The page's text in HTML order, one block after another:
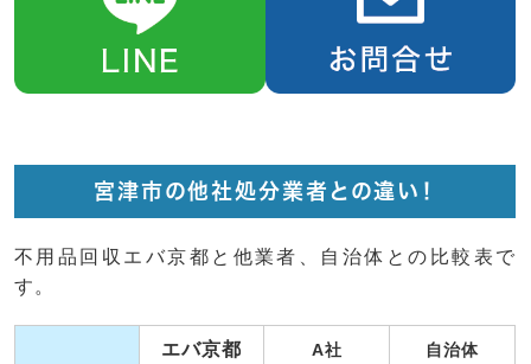
宮津市の他社処分業者との違い！
不用品回収エバ京都と他業者、自治体との比較表で
す。
エバ京都 A社 自治体